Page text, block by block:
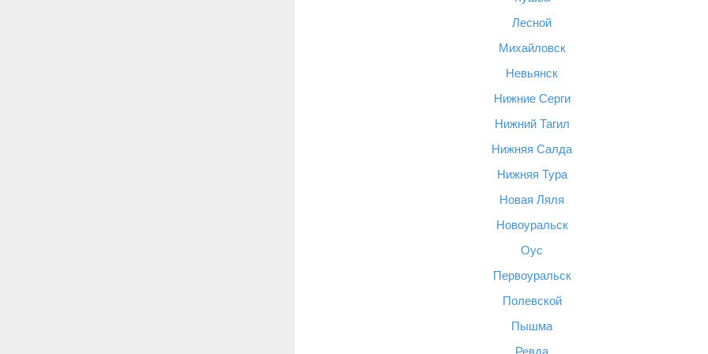
Лесной
Михайловск
Невьянск
Нижние Серги
Нижний Тагил
Нижняя Салда
Нижняя Тура
Новая Ляля
Новоуральск
Оус
Первоуральск
Полевской
Пышма
Ревда